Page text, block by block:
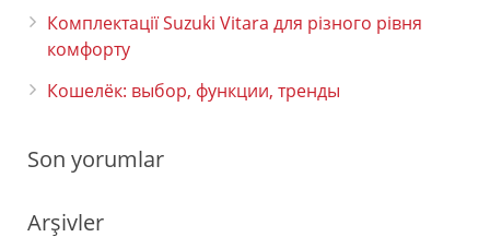
Комплектації Suzuki Vitara для різного рівня
комфорту
Кошелёк: выбор, функции, тренды
Son yorumlar
Arşivler